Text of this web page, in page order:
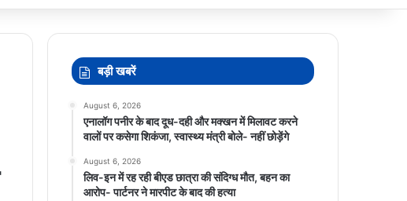
बड़ी खबरें
August 6, 2026
एनालॉग पनीर के बाद दूध-दही और मक्खन में मिलावट करने
वालों पर कसेगा शिकंजा, स्वास्थ्य मंत्री बोले- नहीं छोड़ेंगे
August 6, 2026
लिव-इन में रह रही बीएड छात्रा की संदिग्ध मौत, बहन का
आरोप- पार्टनर ने मारपीट के बाद की हत्या